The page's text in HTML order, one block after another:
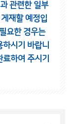
관련한 일부
재할 예정입
요한 경우는
하시기 바랍니
하여 주시기